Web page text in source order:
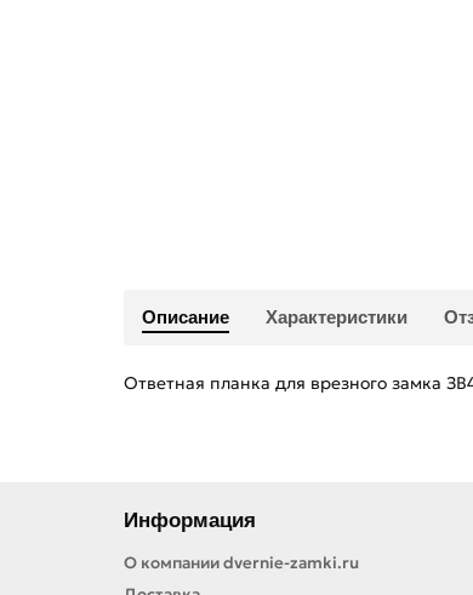
Описание Характеристики
Ответная планка для врезного замка
Информация
О компании dvernie-zamki.ru